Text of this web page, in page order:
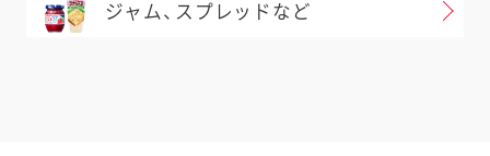
ジャム、スプレッドなど